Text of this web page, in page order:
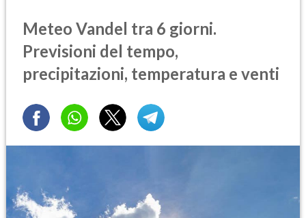
Meteo Vandel tra 6 giorni.
Previsioni del tempo,
precipitazioni, temperatura e venti